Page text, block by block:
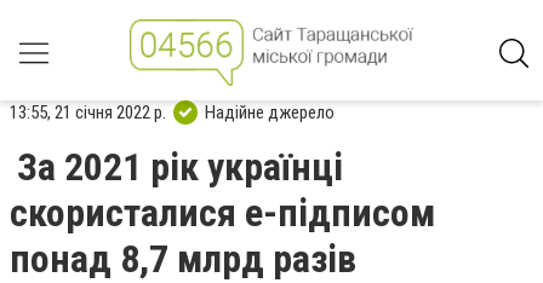
13:55, 21 січня 2022 р. Надійне джерело
За 2021 рік українці
скористалися е-підписом
понад 8,7 млрд разів